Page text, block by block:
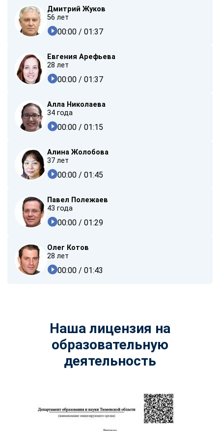
Дмитрий Жуков
56 лет
00:00 / 01:37
Евгения Арефьева
28 лет
00:00 / 01:37
Алла Николаева
34 года
00:00 / 01:15
Алина Жолобова
37 лет
00:00 / 01:45
Павел Полежаев
43 года
00:00 / 01:29
Олег Котов
28 лет
00:00 / 01:43
Наша лицензия на
образовательную
деятельность